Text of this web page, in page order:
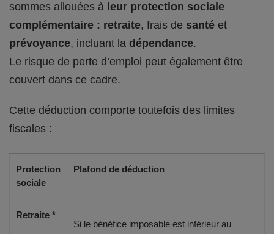
sommes allouées à leur protection sociale
complémentaire : retraite, frais de santé et
prévoyance, incluant la dépendance.
Le risque de perte d’emploi peut également être
couvert dans ce cadre.
Cette déduction comporte toutefois des limites
fiscales :
Protection
sociale
Plafond de déduction
Retraite *
Si le bénéfice imposable est inférieur au